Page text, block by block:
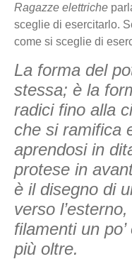
Ragazze elettriche
sceglie di esercitarlo.
come si sceglie di
La forma del
stessa; è la
radici fino alla
che si ramifica
aprendosi in
protese in
è il disegno di
verso
filamenti un
più oltre.